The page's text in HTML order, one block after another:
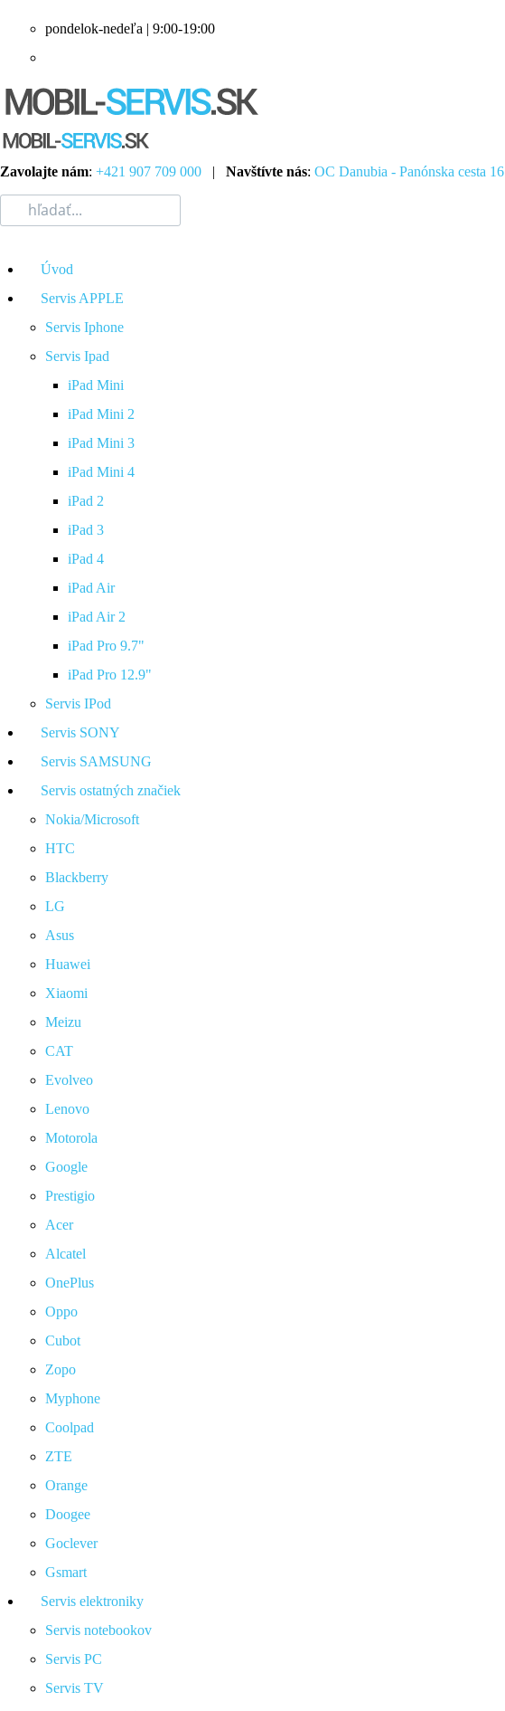
pondelok-nedeľa | 9:00-19:00
Zavolajte nám: +421 907 709 000 | Navštívte nás: OC Danubia - Panónska cesta 16
Úvod
Servis APPLE
Servis Iphone
Servis Ipad
iPad Mini
iPad Mini 2
iPad Mini 3
iPad Mini 4
iPad 2
iPad 3
iPad 4
iPad Air
iPad Air 2
iPad Pro 9.7"
iPad Pro 12.9"
Servis IPod
Servis SONY
Servis SAMSUNG
Servis ostatných značiek
Nokia/Microsoft
HTC
Blackberry
LG
Asus
Huawei
Xiaomi
Meizu
CAT
Evolveo
Lenovo
Motorola
Google
Prestigio
Acer
Alcatel
OnePlus
Oppo
Cubot
Zopo
Myphone
Coolpad
ZTE
Orange
Doogee
Goclever
Gsmart
Servis elektroniky
Servis notebookov
Servis PC
Servis TV